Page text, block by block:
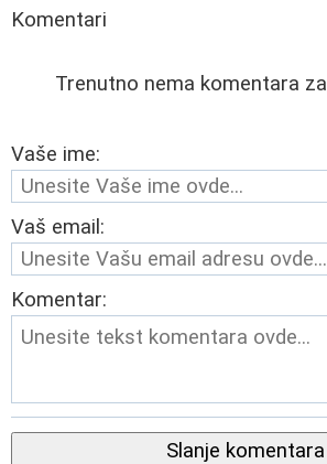
Komentari
Trenutno nema komentara
Vaše ime:
Vaš email:
Komentar:
Slanje komentara